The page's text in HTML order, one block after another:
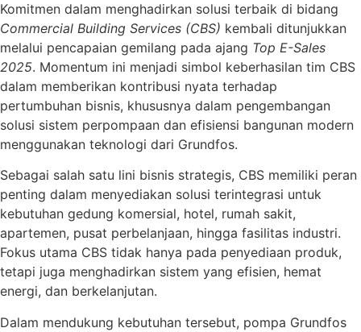
Komitmen dalam menghadirkan solusi terbaik di bidang
Commercial Building Services (CBS) kembali ditunjukkan
melalui pencapaian gemilang pada ajang Top E-Sales
2025. Momentum ini menjadi simbol keberhasilan tim CBS
dalam memberikan kontribusi nyata terhadap
pertumbuhan bisnis, khususnya dalam pengembangan
solusi sistem perpompaan dan efisiensi bangunan modern
menggunakan teknologi dari Grundfos.
Sebagai salah satu lini bisnis strategis, CBS memiliki peran
penting dalam menyediakan solusi terintegrasi untuk
kebutuhan gedung komersial, hotel, rumah sakit,
apartemen, pusat perbelanjaan, hingga fasilitas industri.
Fokus utama CBS tidak hanya pada penyediaan produk,
tetapi juga menghadirkan sistem yang efisien, hemat
energi, dan berkelanjutan.
Dalam mendukung kebutuhan tersebut, pompa Grundfos